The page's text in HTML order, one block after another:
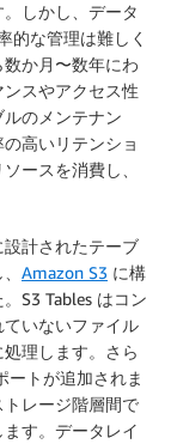
しかし、データ
的な管理は難しく
か月〜数年にわ
スやアクセス性
のメンテナン
高いリテンショ
ースを消費し、
計されたテーブ
Amazon S3 に構
S3 Tables はコン
いないファイル
理します。さら
ートが追加されま
レージ階層間で
す。データレイ